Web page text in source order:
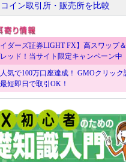
イン取引所・販売所を比較
イダーズ証券LIGHT FX】高スワップ＆
ッド！当サイト限定キャンペーン中
気で100万口座達成！ GMOクリック
短即日で取引OK！